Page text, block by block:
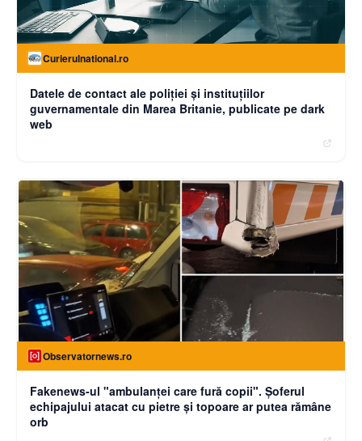
Curierulnational.ro
Datele de contact ale poliției și instituțiilor
guvernamentale din Marea Britanie, publicate pe dark
web
Observatornews.ro
Fakenews-ul "ambulanţei care fură copii". Şoferul
echipajului atacat cu pietre şi topoare ar putea rămâne
orb